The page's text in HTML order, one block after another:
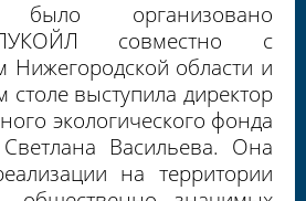
было организовано
совместно с
Нижегородской области и
выступила директор
экологического фонда
Васильева. Она
на территории